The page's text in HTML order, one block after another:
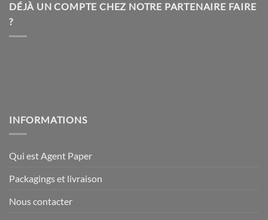
DÉJÀ UN COMPTE CHEZ NOTRE PARTENAIRE FAIRE
?
INFORMATIONS
Qui est Agent Paper
Packagings et livraison
Nous contacter